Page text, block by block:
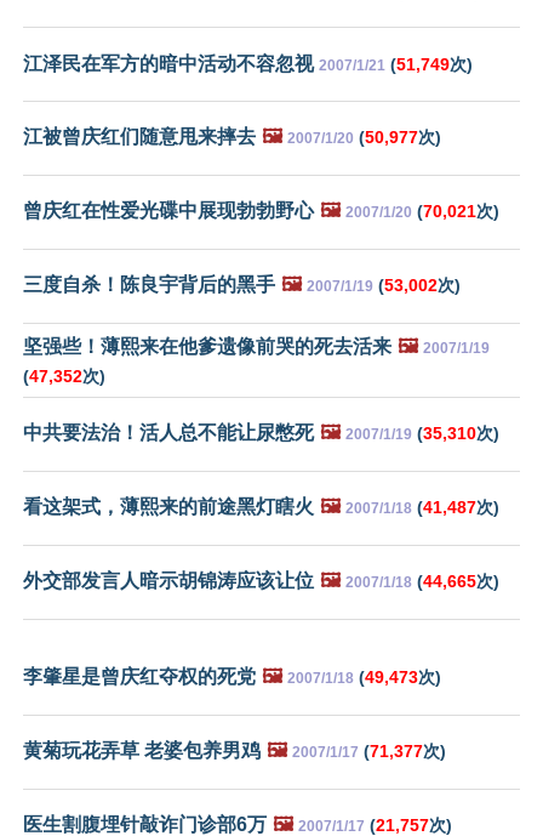
江泽民在军方的暗中活动不容忽视 2007/1/21 (51,749次)
江被曾庆红们随意甩来摔去 🖼️ 2007/1/20 (50,977次)
曾庆红在性爱光碟中展现勃勃野心 🖼️ 2007/1/20 (70,021次)
三度自杀！陈良宇背后的黑手 🖼️ 2007/1/19 (53,002次)
坚强些！薄熙来在他爹遗像前哭的死去活来 🖼️ 2007/1/19
(47,352次)
中共要法治！活人总不能让尿憋死 🖼️ 2007/1/19 (35,310次)
看这架式，薄熙来的前途黑灯瞎火 🖼️ 2007/1/18 (41,487次)
外交部发言人暗示胡锦涛应该让位 🖼️ 2007/1/18 (44,665次)
李肇星是曾庆红夺权的死党 🖼️ 2007/1/18 (49,473次)
黄菊玩花弄草 老婆包养男鸡 🖼️ 2007/1/17 (71,377次)
医生割腹埋针敲诈门诊部6万 🖼️ 2007/1/17 (21,757次)